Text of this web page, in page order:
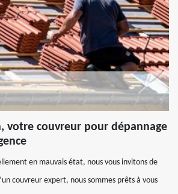
votre couvreur pour dépannage
en mauvais état, nous vous invitons de
couvreur expert, nous sommes prêts à vous